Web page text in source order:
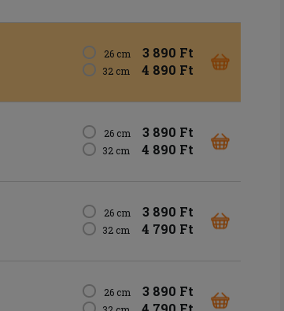
26 cm 3 890 Ft
32 cm 4 890 Ft
26 cm 3 890 Ft
32 cm 4 890 Ft
26 cm 3 890 Ft
32 cm 4 790 Ft
26 cm 3 890 Ft